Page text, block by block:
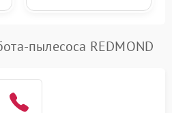
пылесоса REDMOND